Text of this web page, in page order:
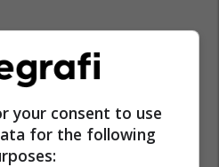
your consent to use
for the following